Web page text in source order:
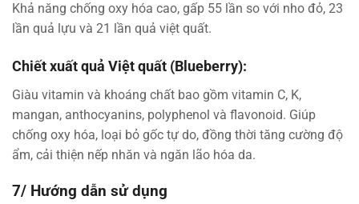
Khả năng chống oxy hóa cao, gấp 55 lần so với nho đỏ, 23
lần quả lựu và 21 lần quả việt quất.
Chiết xuất quả Việt quất (Blueberry):
Giàu vitamin và khoáng chất bao gồm vitamin C, K,
mangan, anthocyanins, polyphenol và flavonoid. Giúp
chống oxy hóa, loại bỏ gốc tự do, đồng thời tăng cường độ
ẩm, cải thiện nếp nhăn và ngăn lão hóa da.
7/ Hướng dẫn sử dụng